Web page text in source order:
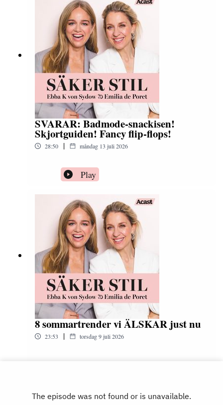
SVARAR: Badmode-snackisen!
Skjortguiden! Fancy flip-flops!
28:50 | måndag 13 juli 2026
Play
8 sommartrender vi ÄLSKAR just nu
23:53 | torsdag 9 juli 2026